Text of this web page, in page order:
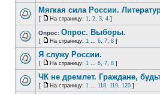
Мягкая сила России.
[ На страницу: 1, 2, 3, 4 ]
Опрос: Опрос. Выборы.
[ На страницу: 1 ... 6, 7, 8 ]
Я служу России.
[ На страницу: 1 ... 6, 7, 8 ]
ЧК не дремлет. Граждане,
[ На страницу: 1 ... 118, 119, 120 ]